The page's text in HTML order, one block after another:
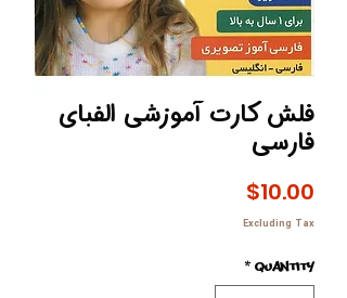
فلش کارت آموزشی الفبای
فارسی
$10.00
Excluding Tax
Quantity
*